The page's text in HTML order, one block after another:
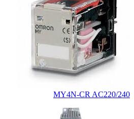
MY4N-CR AC220/240